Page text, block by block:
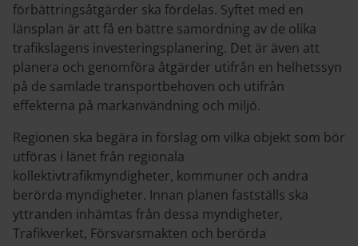
förbättringsåtgärder ska fördelas. Syftet med en
länsplan är att få en bättre samordning av de olika
trafikslagens investeringsplanering. Det är även att
planera och genomföra åtgärder utifrån en helhetssyn
på de samlade transportbehoven och utifrån
effekterna på markanvändning och miljö.
Regionen ska begära in förslag om vilka objekt som bör
utföras i länet från regionala
kollektivtrafikmyndigheter, kommuner och andra
berörda myndigheter. Innan planen fastställs ska
yttranden inhämtas från dessa myndigheter,
Trafikverket, Försvarsmakten och berörda